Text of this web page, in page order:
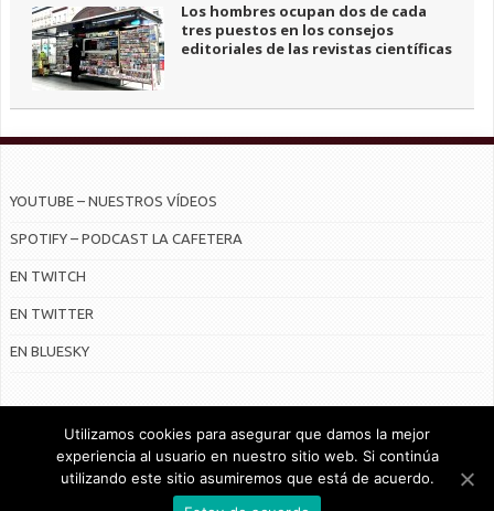
Los hombres ocupan dos de cada
tres puestos en los consejos
editoriales de las revistas científicas
YOUTUBE – NUESTROS VÍDEOS
SPOTIFY – PODCAST LA CAFETERA
EN TWITCH
EN TWITTER
EN BLUESKY
© Radiocable en Internet S.L.
Utilizamos cookies para asegurar que damos la mejor
experiencia al usuario en nuestro sitio web. Si continúa
utilizando este sitio asumiremos que está de acuerdo.